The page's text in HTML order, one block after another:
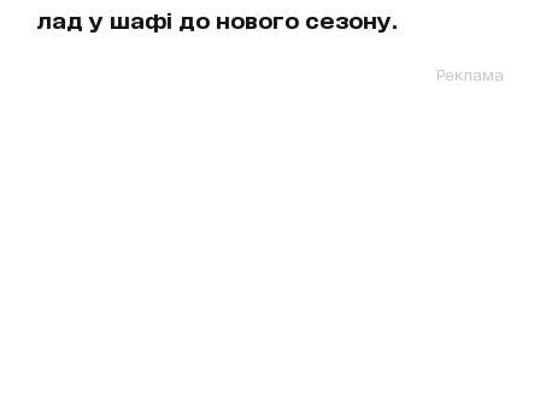
лад у шафі до нового сезону.
Реклама